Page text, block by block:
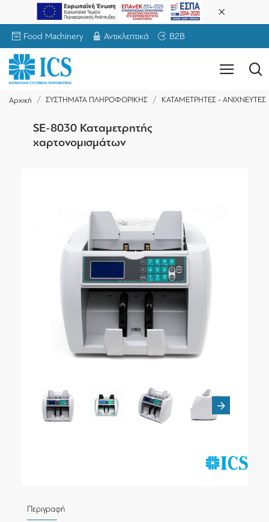
Food Machinery Αντικλεπτικά B2B
Αρχική ΣΥΣΤΗΜΑΤΑ ΠΛΗΡΟΦΟΡΙΚΗΣ ΚΑΤΑΜΕΤΡΗΤΕΣ - ΑΝΙΧΝΕΥΤΕΣ
SE-8030 Καταμετρητής
χαρτονομισμάτων
Περιγραφή